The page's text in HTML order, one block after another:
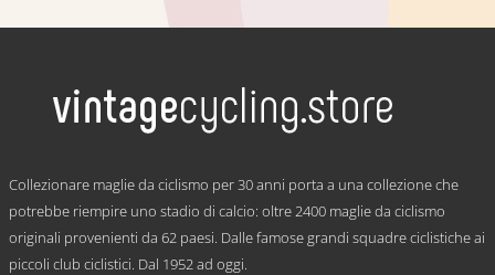
varianti.
opzioni
essere
nella
pagina
Collezionare maglie da ciclismo per 30 anni porta a una collezione che
potrebbe riempire uno stadio di calcio: oltre 2400 maglie da ciclismo
originali provenienti da 62 paesi. Dalle famose grandi squadre ciclistiche ai
piccoli club ciclistici. Dal 1952 ad oggi.